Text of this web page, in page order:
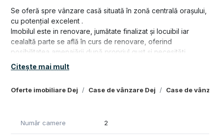
Oferte imobiliare Dej Case de vânzare Dej Case de
Se oferă spre vânzare casă situată în zonă centrală orașului,
cu potențial excelent .
Imobilul este in renovare, jumătate finalizat și locuibil iar
cealaltă parte se află în curs de renovare, oferind
posibilitatea amenajării după propriul gust și necesități.
Proprietatea dispune de:
* beci spațios;
* posibilitate de utilizare atât rezidențială, cât și
Citește mai mult
Număr camere 2